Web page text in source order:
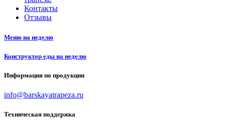
Контакты
Отзывы
Меню на неделю
Конструктор еды на неделю
Информация по продукции
info@barskayatrapeza.ru
Техническая поддержка